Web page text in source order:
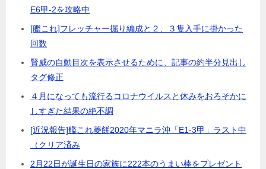
E6甲-2を攻略中
[艦これ]フレッチャー掘り編成と２、３隻入手に掛かった
回数
賢威の自動目次を表示させるために、記事の約半分見出し
タグ修正
４月になっても流行るコロナウイルスと休みをおろそかに
しすぎた結果の絶不調
[近況報告]艦これ菱餅2020年マニラ沖「E1-3甲」ラスト中
（クリア済み
2月22日が誕生日の家族に222本のうまい棒をプレゼント